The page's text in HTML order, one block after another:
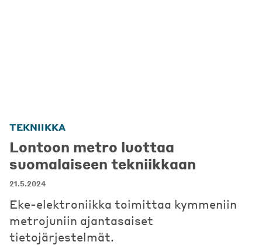
TEKNIIKKA
Lontoon metro luottaa
suomalaiseen tekniikkaan
21.5.2024
Eke-elektroniikka toimittaa kymmeniin
metrojuniin ajantasaiset
tietojärjestelmät.